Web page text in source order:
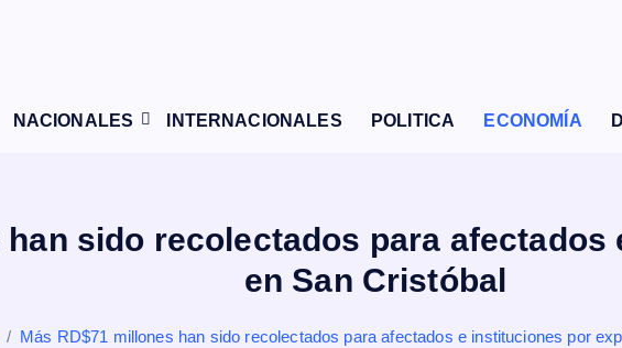
NACIONALES INTERNACIONALES POLITICA ECONOMÍA
han sido recolectados para
en San Cristóbal
Más RD$71 millones han sido recolectados para afectados e instituciones por